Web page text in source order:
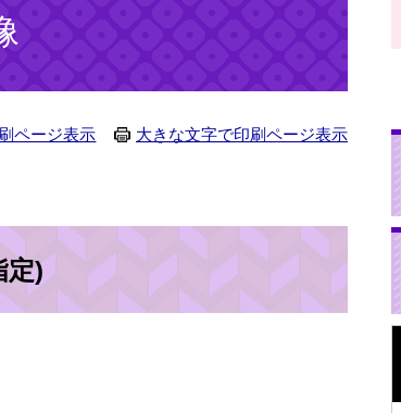
ページ表示 大きな文字で印刷ページ表示
)